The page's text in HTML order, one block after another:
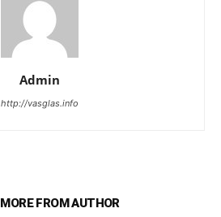
Admin
http://vasglas.info
MORE FROM AUTHOR